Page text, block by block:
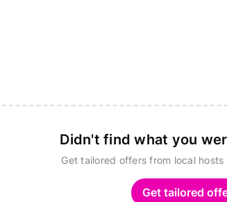
Didn't find what you
Get tailored offers from local hosts
Get tailored